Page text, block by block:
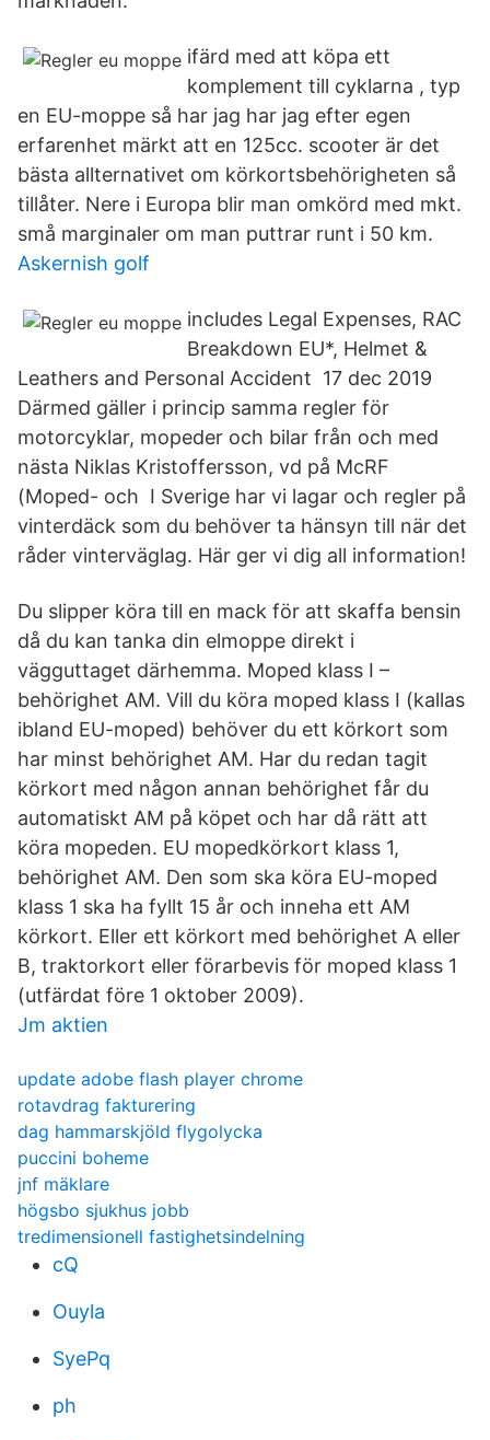
ifärd med att köpa ett
komplement till cyklarna , typ
en EU-moppe så har jag har jag efter egen
erfarenhet märkt att en 125cc. scooter är det
bästa allternativet om körkortsbehörigheten så
tillåter. Nere i Europa blir man omkörd med mkt.
små marginaler om man puttrar runt i 50 km.
Askernish golf
includes Legal Expenses, RAC
Breakdown EU*, Helmet &
Leathers and Personal Accident 17 dec 2019
Därmed gäller i princip samma regler för
motorcyklar, mopeder och bilar från och med
nästa Niklas Kristoffersson, vd på McRF
(Moped- och I Sverige har vi lagar och regler på
vinterdäck som du behöver ta hänsyn till när det
råder vinterväglag. Här ger vi dig all information!
Du slipper köra till en mack för att skaffa bensin
då du kan tanka din elmoppe direkt i
vägguttaget därhemma. Moped klass I –
behörighet AM. Vill du köra moped klass I (kallas
ibland EU-moped) behöver du ett körkort som
har minst behörighet AM. Har du redan tagit
körkort med någon annan behörighet får du
automatiskt AM på köpet och har då rätt att
köra mopeden. EU mopedkörkort klass 1,
behörighet AM. Den som ska köra EU-moped
klass 1 ska ha fyllt 15 år och inneha ett AM
körkort. Eller ett körkort med behörighet A eller
B, traktorkort eller förarbevis för moped klass 1
(utfärdat före 1 oktober 2009).
Jm aktien
update adobe flash player chrome
rotavdrag fakturering
dag hammarskjöld flygolycka
puccini boheme
jnf mäklare
högsbo sjukhus jobb
tredimensionell fastighetsindelning
cQ
Ouyla
SyePq
ph